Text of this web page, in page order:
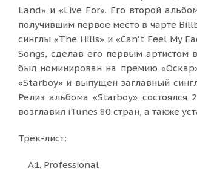
Land» и «Live For». Его второй
получившим первое место в чарте
синглы «The Hills» и «Can't Feel My
Songs, сделав его первым артистом
был номинирован на премию
«Starboy» и выпущен заглавный
Релиз альбома «Starboy»
возглавил iTunes 80 стран, а также
Трек-лист:
A1. Professional